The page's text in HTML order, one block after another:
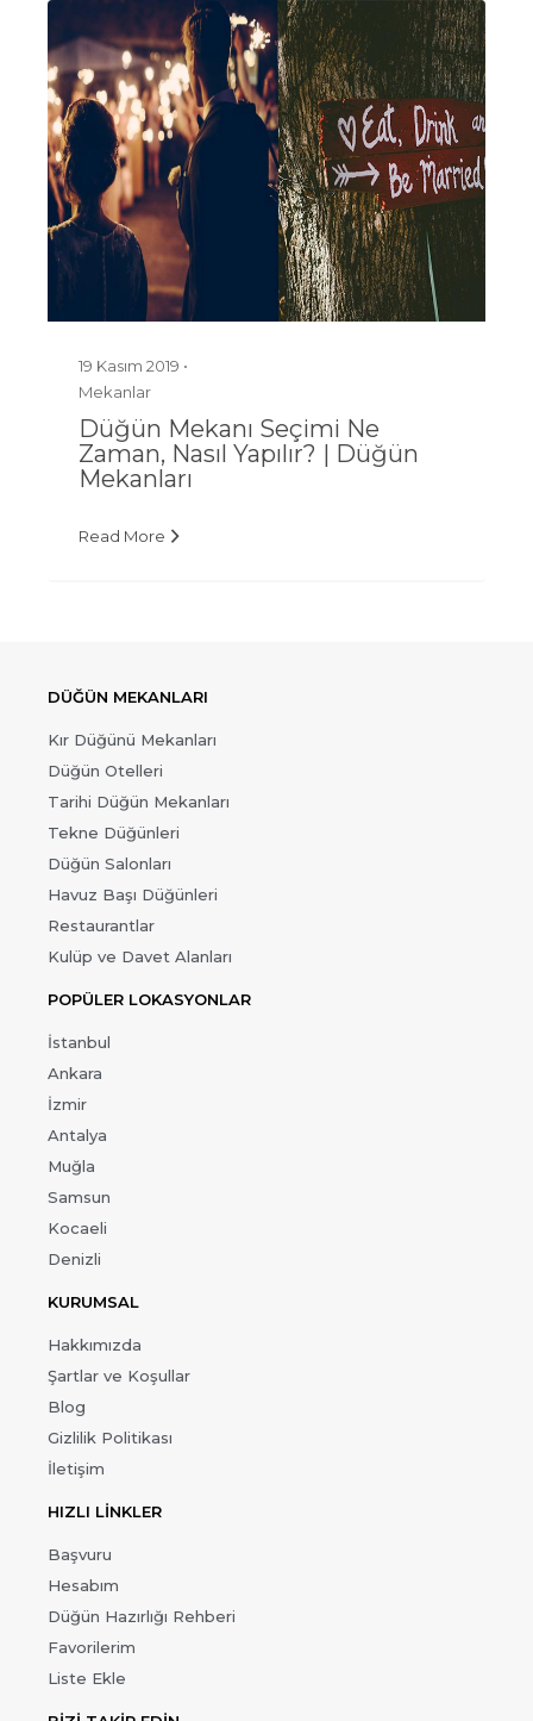
19 Kasım 2019 •
Mekanlar
Düğün Mekanı Seçimi Ne
Zaman, Nasıl Yapılır? | Düğün
Mekanları
Read More
DÜĞÜN MEKANLARI
Kır Düğünü Mekanları
Düğün Otelleri
Tarihi Düğün Mekanları
Tekne Düğünleri
Düğün Salonları
Havuz Başı Düğünleri
Restaurantlar
Kulüp ve Davet Alanları
POPÜLER LOKASYONLAR
İstanbul
Ankara
İzmir
Antalya
Muğla
Samsun
Kocaeli
Denizli
KURUMSAL
Hakkımızda
Şartlar ve Koşullar
Blog
Gizlilik Politikası
İletişim
HIZLI LİNKLER
Başvuru
Hesabım
Düğün Hazırlığı Rehberi
Favorilerim
Liste Ekle